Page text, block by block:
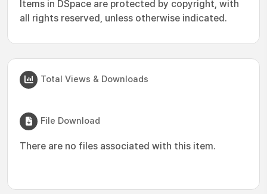
Items in DSpace are protected by copyright, with
all rights reserved, unless otherwise indicated.
Total Views & Downloads
File Download
There are no files associated with this item.